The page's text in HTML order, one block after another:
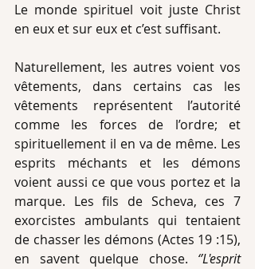
Le monde spirituel voit juste Christ
en eux et sur eux et c’est suffisant.
Naturellement, les autres voient vos
vêtements, dans certains cas les
vêtements représentent l’autorité
comme les forces de l’ordre; et
spirituellement il en va de même. Les
esprits méchants et les démons
voient aussi ce que vous portez et la
marque. Les fils de Scheva, ces 7
exorcistes ambulants qui tentaient
de chasser les démons (Actes 19 :15),
en savent quelque chose. ‘’L'esprit